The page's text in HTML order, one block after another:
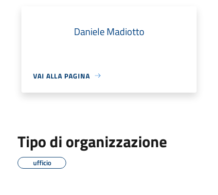
Daniele Madiotto
VAI ALLA PAGINA
Tipo di organizzazione
ufficio